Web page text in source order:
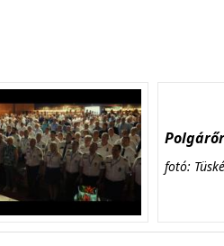
fotó: